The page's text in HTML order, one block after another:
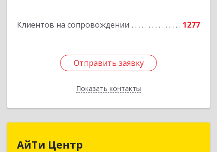
Клиентов на сопровождении 1277
Отправить заявку
Показать контакты
Отправить заявку
Назад
АйТи Центр